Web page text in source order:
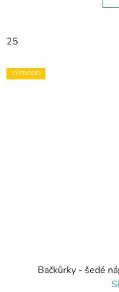
25
VÝPRODEJ
Bačkůrky - šedé